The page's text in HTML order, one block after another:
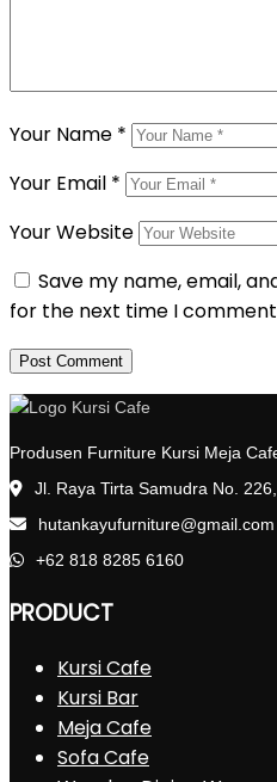
Your Name *
Your Email *
Your Website
Save my name, email,
for the next time I
Produsen Furniture Kursi Meja
Jl. Raya Tirta Samudra No.
hutankayufurniture@gmail.com
+62 818 8285 6160
PRODUCT
Kursi Cafe
Kursi Bar
Meja Cafe
Sofa Cafe